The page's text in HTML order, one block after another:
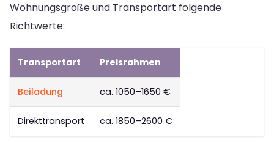
Wohnungsgröße und Transportart folgende
Richtwerte:
Transportart Preisrahmen
Beiladung ca. 1050–1650 €
Direkttransport ca. 1850–2600 €